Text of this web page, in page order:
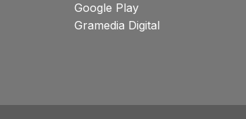
Google Play
Gramedia Digital